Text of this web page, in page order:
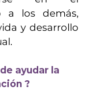
a los demás,
y desarrollo
ayudar la
?